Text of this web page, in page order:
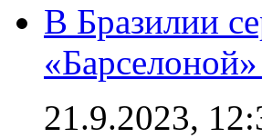
В Бразилии
21.9.2023,